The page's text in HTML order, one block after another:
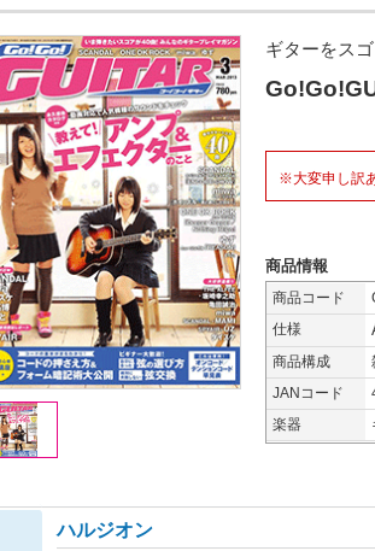
ギターをス
※大変申し訳
商品情報
商品コード
仕様
商品構成
JANコード
楽器
ハルジオン